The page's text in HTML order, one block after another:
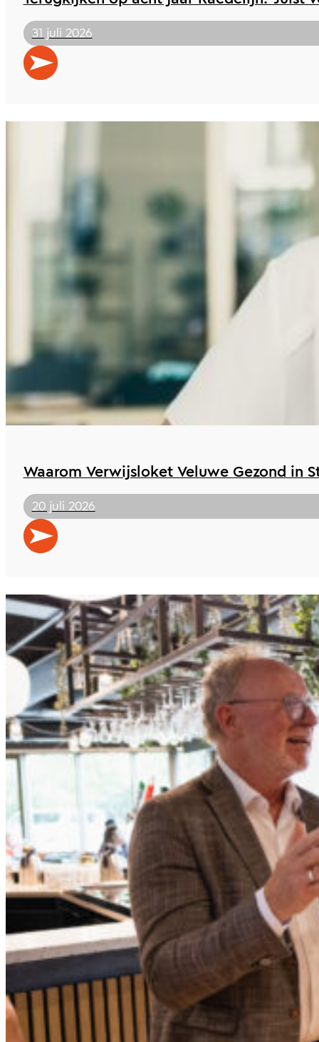
31 juli 2026
Waarom Verwijsloket Veluwe Gezond in
20 juli 2026